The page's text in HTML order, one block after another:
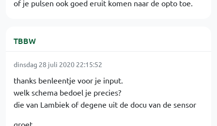
of je pulsen ook goed eruit komen naar de opto toe.
TBBW
dinsdag 28 juli 2020 22:15:52
thanks benleentje voor je input.
welk schema bedoel je precies?
die van Lambiek of degene uit de docu van de sensor